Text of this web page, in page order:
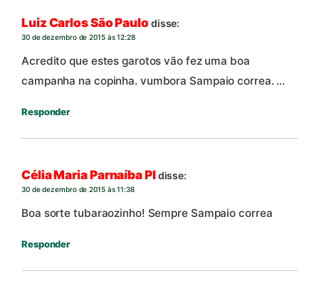
Luiz Carlos São Paulo disse:
30 de dezembro de 2015 às 12:28
Acredito que estes garotos vão fez uma boa
campanha na copinha. vumbora Sampaio correa. …
Responder
Célia Maria Parnaíba PIdisse:
30 de dezembro de 2015 às 11:38
Boa sorte tubaraozinho! Sempre Sampaio correa
Responder